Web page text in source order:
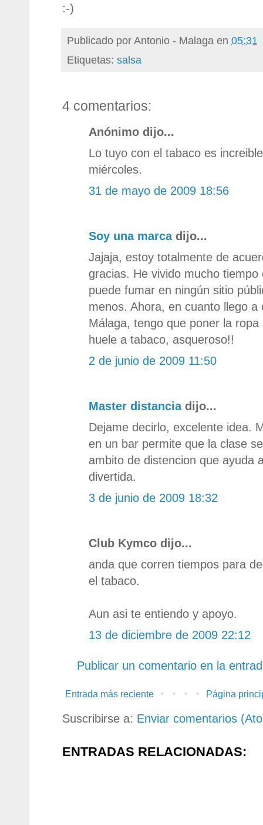
:-)
Publicado porAntonio - Malaga en 05:31
Etiquetas: salsa
4 comentarios:
Anónimo dijo...
Lo tuyo con el tabaco es
miércoles.
31 de mayo de 2009 18:56
Soy una marcadijo...
Jajaja, estoy totalmente de
gracias. He vivido mucho
puede fumar en ningún sitio
menos. Ahora, en cuanto llego a
Málaga, tengo que poner la
huele a tabaco, asqueroso!!
2 de junio de 2009 11:50
Master distanciadijo...
Dejame decirlo, excelente idea.
en un bar permite que la clase
ambito de distencion que ayuda
divertida.
3 de junio de 2009 18:32
Club Kymco dijo...
anda que corren tiempos para
el tabaco.
Aun asi te entiendo y apoyo.
13 de diciembre de 2009 22:12
Publicar un comentario en la
Entrada más reciente Página
Suscribirse a: Enviar comentarios
ENTRADAS RELACIONADAS: